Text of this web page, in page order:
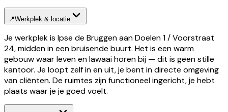
📍Werkplek & locatie
Je werkplek is Ipse de Bruggen aan Doelen 1 / Voorstraat
24, midden in een bruisende buurt. Het is een warm
gebouw waar leven en lawaai horen bij — dit is geen stille
kantoor. Je loopt zelf in en uit, je bent in directe omgeving
van cliënten. De ruimtes zijn functioneel ingericht, je hebt
plaats waar je je goed voelt.